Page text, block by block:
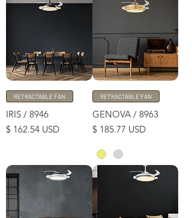
RETRACTABLE FAN
IRIS / 8946
Price
$ 162.54 USD
RETRACTABLE FAN
GENOVA / 8963
Price
$ 185.77 USD